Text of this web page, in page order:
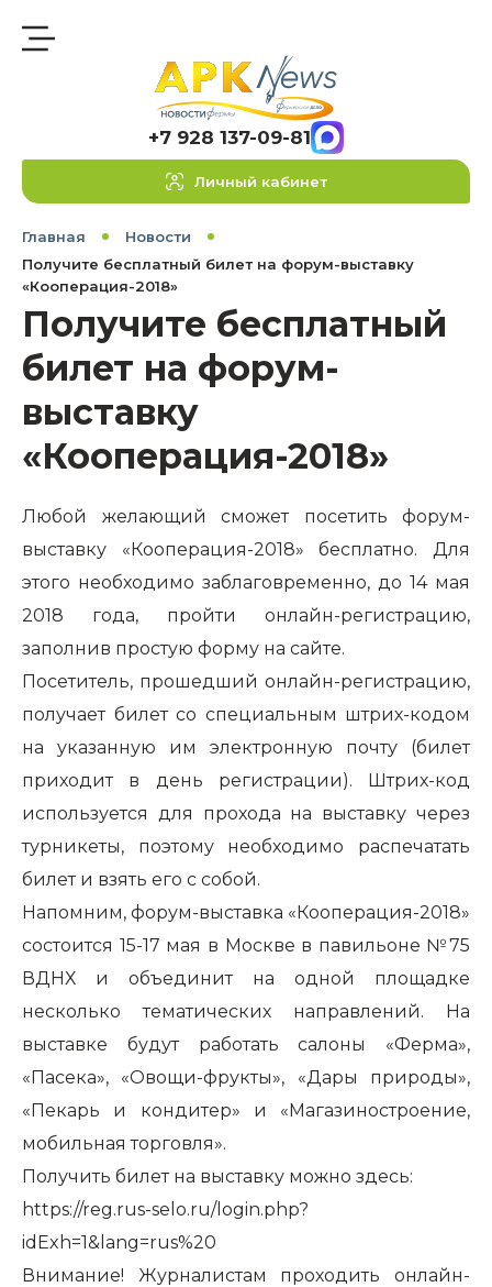
+7 928 137-09-81
Личный кабинет
Главная
Новости
Получите бесплатный билет на форум-выставку
«Кооперация-2018»
Получите бесплатный
билет на форум-
выставку
«Кооперация-2018»
Любой желающий сможет посетить форум-
выставку «Кооперация-2018» бесплатно. Для
этого необходимо заблаговременно, до 14 мая
2018 года, пройти онлайн-регистрацию,
заполнив простую форму на сайте.
Посетитель, прошедший онлайн-регистрацию,
получает билет со специальным штрих-кодом
на указанную им электронную почту (билет
приходит в день регистрации). Штрих-код
используется для прохода на выставку через
турникеты, поэтому необходимо распечатать
билет и взять его с собой.
Напомним, форум-выставка «Кооперация-2018»
состоится 15-17 мая в Москве в павильоне №75
ВДНХ и объединит на одной площадке
несколько тематических направлений. На
выставке будут работать салоны «Ферма»,
«Пасека», «Овощи-фрукты», «Дары природы»,
«Пекарь и кондитер» и «Магазиностроение,
мобильная торговля».
Получить билет на выставку можно здесь:
https://reg.rus-selo.ru/login.php?
idExh=1&lang=rus%20
Внимание! Журналистам проходить онлайн-